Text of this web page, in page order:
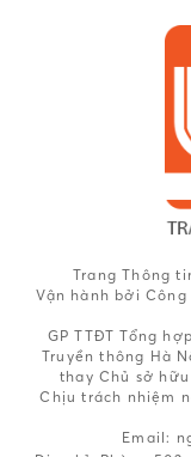
Trang Thông
Vận hành bởi
GP TTĐT Tổng
Truyền thông Hà
thay Chủ sở hữu
Chịu trách nhiệm
Email: